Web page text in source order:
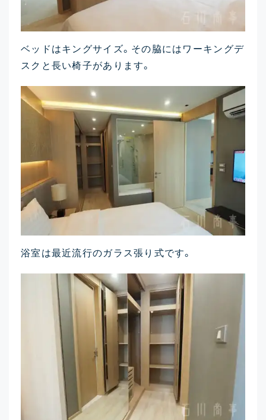
ベッドはキングサイズ。その脇にはワーキングデ
スクと長い椅子があります。
浴室は最近流行のガラス張り式です。